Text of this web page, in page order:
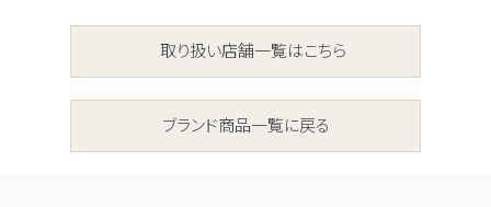
取り扱い店舗一覧はこちら
ブランド商品一覧に戻る